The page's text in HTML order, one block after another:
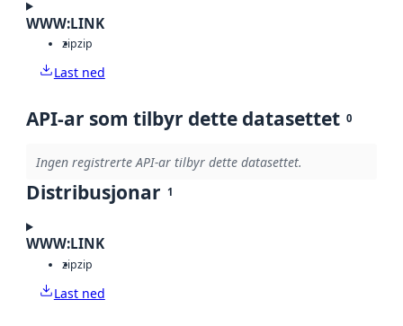
WWW:LINK
zipzip
Last ned
API-ar som tilbyr dette datasettet 0
Ingen registrerte API-ar tilbyr dette datasettet.
Distribusjonar 1
WWW:LINK
zipzip
Last ned